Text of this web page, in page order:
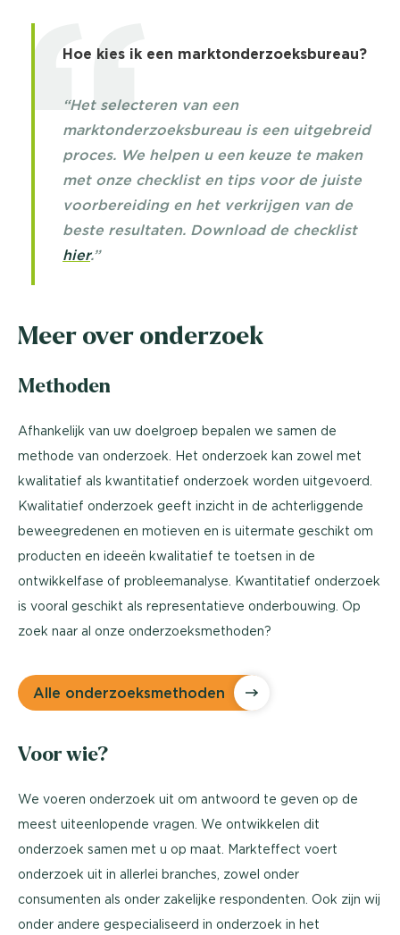
Hoe kies ik een marktonderzoeksbureau?
“Het selecteren van een
marktonderzoeksbureau is een uitgebreid
proces. We helpen u een keuze te maken
met onze checklist en tips voor de juiste
voorbereiding en het verkrijgen van de
beste resultaten. Download de checklist
hier.”
Meer over onderzoek
Methoden
Afhankelijk van uw doelgroep bepalen we samen de
methode van onderzoek. Het onderzoek kan zowel met
kwalitatief als kwantitatief onderzoek worden uitgevoerd.
Kwalitatief onderzoek geeft inzicht in de achterliggende
beweegredenen en motieven en is uitermate geschikt om
producten en ideeën kwalitatief te toetsen in de
ontwikkelfase of probleemanalyse. Kwantitatief onderzoek
is vooral geschikt als representatieve onderbouwing. Op
zoek naar al onze onderzoeksmethoden?
Alle onderzoeksmethoden
Voor wie?
We voeren onderzoek uit om antwoord te geven op de
meest uiteenlopende vragen. We ontwikkelen dit
onderzoek samen met u op maat. Markteffect voert
onderzoek uit in allerlei branches, zowel onder
consumenten als onder zakelijke respondenten. Ook zijn wij
onder andere gespecialiseerd in onderzoek in het